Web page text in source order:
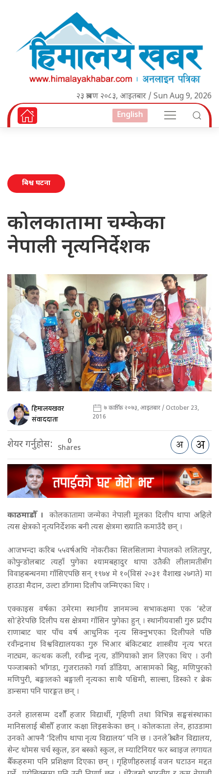
२३ श्रावण २०८३, आइतबार / Sun Aug 9, 2026
English
बिश्व घटना
कोलकातामा चम्केका
नेपाली नृत्यनिर्देशक
हिमालयखवर
संवाददाता
७ कार्तिक २०७३, आइतबार / October 23,
2016
शेयर गर्नुहोस: 0
Shares
काठमाडौँ ।
कोलकातामा जन्मेका नेपाली मूलका दिलीप थापा अहिले
त्यस क्षेत्रको नृत्यनिर्देशक बनी त्यस क्षेत्रमा ख्याति कमाउँदै छन् ।
आजभन्दा करिब ५५वर्षअघि नोकरीका सिलसिलामा नेपालको ललितपुर,
कोपुन्डोलबाट त्यहाँ पुगेका श्यामबहादुर थापा उतैकी लीलामतीसँग
विवाहबन्धनमा गाँसिएपछि सन् १९७४ मे १०(विसं २०३१ वैशाख २७गते) मा
हाउडा मैदान, उल्टा डाँगामा दिलीप जन्मिएका थिए ।
एक्काइस वर्षका उमेरमा स्थानीय ज्ञानमञ्च सभाकक्षमा एक ‘स्टेज
सो’हेरेपछि दिलीप यस क्षेत्रमा गाँसिन पुगेका हुन् । स्थानीयवासी गुरु प्रदीप
राणाबाट चार पाँच वर्ष आधुनिक नृत्य सिक्नुभएका दिलीपले पछि
रवीन्द्रनाथ विश्वविद्यालयका गुरु भिआर बंकिटबाट शास्त्रीय नृत्य भरत
नाट्यम, कत्थक कली, रवीन्द्र नृत्य, डाँगियाको ज्ञान लिएका थिए । उनी
पञ्जाबको भाँगडा, गुजरातको गर्वा डाँडिया, आसामको बिहु, मणिपुरको
मणिपुरी, बङ्गालको बङ्गाली नृत्यका साथै पश्चिमी, साल्सा, डिस्को र ब्रेक
डान्समा पनि पारङ्गत छन् ।
उनले हालसम्म दशौँँ हजार विद्यार्थी, गृहिणी तथा विभिन्न सङ्घसंस्थाका
मानिसलाई बीसौँ हजार कक्षा लिइसकेका छन् । कोलकाता लेन, हाउडामा
उनको आफ्नै ‘दिलीप थापा नृत्य विद्यालय’ पनि छ । उनले श्री जैन विद्यालय,
सेन्ट थोमस चर्च स्कुल, डन बस्को स्कुल, ल म्याटिनियर फर ब्वाइज लगायत
बैँकहरुमा पनि प्रशिक्षण दिएका छन् । गृहिणीहरुलाई वजन घटाउन मद्दत